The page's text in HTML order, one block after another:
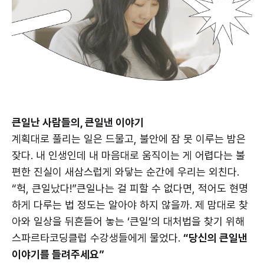
큰일난 사람들의, 큰일낸 이야기
계획대로 풀리는 일은 드물고, 불안에 잠 못 이루는 밤은
잦다. 내 인생인데 내 마음대로 움직이는 게 어렵다는 불
편한 진실이 새삼스럽게 와닿는 순간에 우리는 외친다.
“헉, 큰일났다!”큰일나는 걸 피할 수 없다면, 적어도 현명
하게 다루는 법 정도는 알아야 하지 않을까. 제 맘대로 찾
아와 일상을 뒤흔들어 놓는 ‘큰일’의 대처법을 찾기 위해
스파르타코딩클럽 수강생들에게 물었다. “당신의 큰일낸
이야기를 들려주세요”